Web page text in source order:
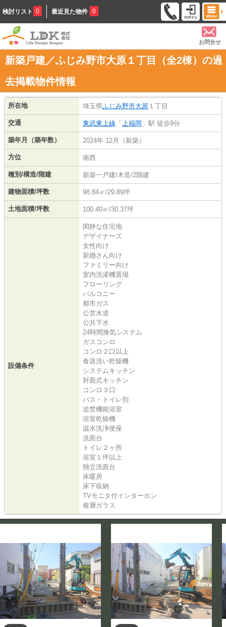
検討リスト 0 最近見た物件 0
お問合せ
新築戸建／ふじみ野市大原１丁目（全2棟）の過
去掲載物件情報
所在地 埼玉県ふじみ野市大原 １丁目
交通 東武東上線 「 上福岡 」駅 徒歩9分
築年月（築年数） 2024年 12月（新築）
方位 南西
種別/構造/階建 新築一戸建/木造/2階建
建物面積/坪数 98.84㎡/29.89坪
土地面積/坪数 100.40㎡/30.37坪
設備条件
閑静な住宅地
デザイナーズ
女性向け
新婚さん向け
ファミリー向け
室内洗濯機置場
フローリング
バルコニー
都市ガス
公営水道
公共下水
24時間換気システム
ガスコンロ
コンロ２口以上
食器洗い乾燥機
システムキッチン
対面式キッチン
コンロ３口
バス・トイレ別
追焚機能浴室
浴室乾燥機
温水洗浄便座
洗面台
トイレ２ヶ所
浴室１坪以上
独立洗面台
床暖房
床下収納
TVモニタ付インターホン
複層ガラス